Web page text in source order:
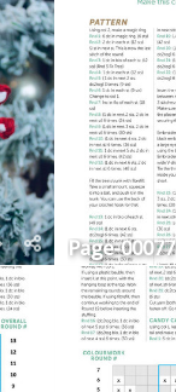
Page-00077